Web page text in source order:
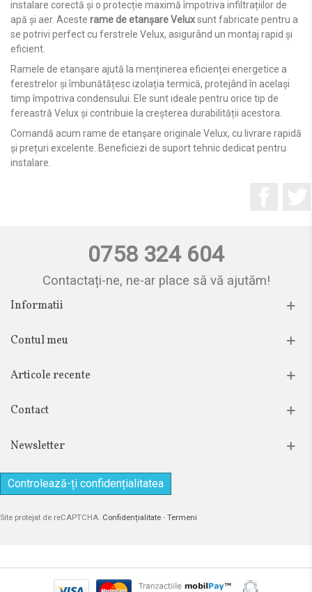
instalare corectă și o protecție maximă împotriva infiltrațiilor de
apă și aer. Aceste rame de etanșare Veluxsunt fabricate pentru a
se potrivi perfect cu ferstrele Velux, asigurând un montaj rapid și
eficient.
Ramele de etanșare ajută la menținerea eficienței energetice a
ferestrelor și îmbunătățesc izolația termică, protejând în același
timp împotriva condensului. Ele sunt ideale pentru orice tip de
fereastră Velux și contribuie la creșterea durabilității acestora.
Comandă acum rame de etanșare originale Velux, cu livrare rapidă
și prețuri excelente. Beneficiezi de suport tehnic dedicat pentru
instalare.
0758 324 604
Contactați-ne, ne-ar place să vă ajutăm!
Informatii
Contul meu
Articole recente
Contact
Newsletter
Controlează-ți confidențialitatea
Site protejat de reCAPTCHA. Confidențialitate - Termeni